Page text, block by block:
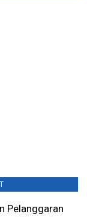
Pelanggaran